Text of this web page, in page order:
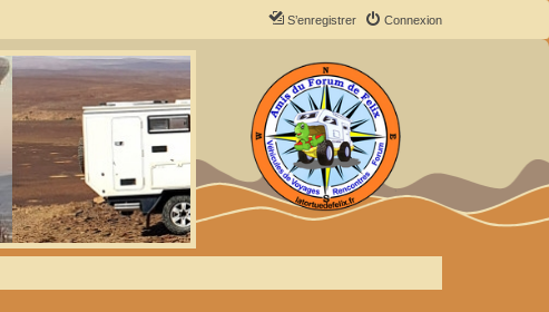
Connexion
S’enregistrer